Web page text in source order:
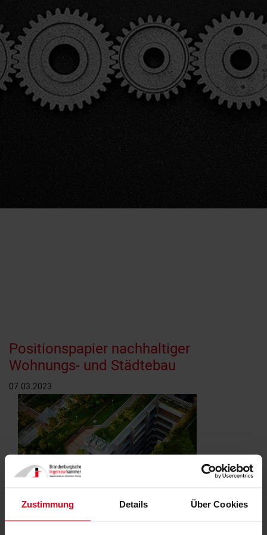
Zustimmung Details Über Cookies
Positionspapier nachhaltiger
Wohnungs- und Städtebau
07.03.2023
© chuttersnap | Unsplash